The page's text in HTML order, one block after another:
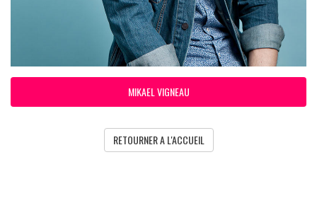
MIKAEL VIGNEAU
RETOURNER A L'ACCUEIL